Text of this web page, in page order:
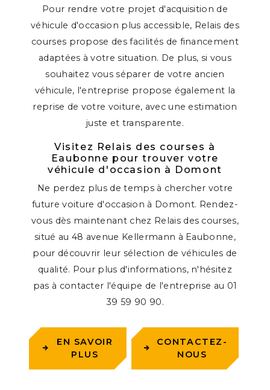
Pour rendre votre projet d'acquisition de
véhicule d'occasion plus accessible, Relais des
courses propose des facilités de financement
adaptées à votre situation. De plus, si vous
souhaitez vous séparer de votre ancien
véhicule, l'entreprise propose également la
reprise de votre voiture, avec une estimation
juste et transparente.
Visitez Relais des courses à
Eaubonne pour trouver votre
véhicule d'occasion à Domont
Ne perdez plus de temps à chercher votre
future voiture d'occasion à Domont. Rendez-
vous dès maintenant chez Relais des courses,
situé au 48 avenue Kellermann à Eaubonne,
pour découvrir leur sélection de véhicules de
qualité. Pour plus d'informations, n'hésitez
pas à contacter l'équipe de l'entreprise au 01
39 59 90 90.
EN SAVOIR
PLUS
CONTACTEZ-
NOUS